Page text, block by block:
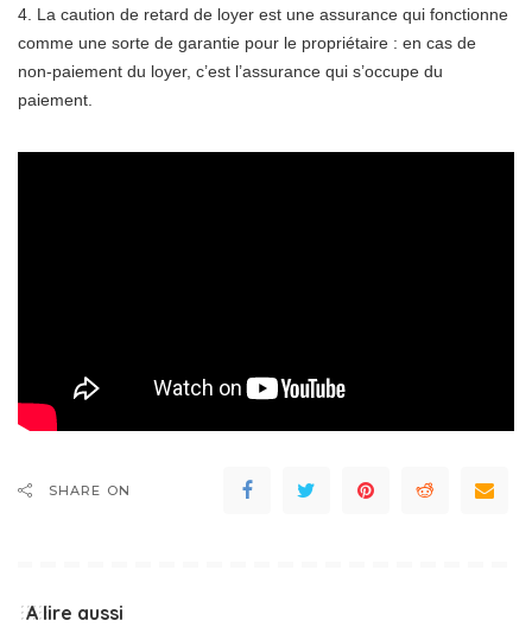
4. La caution de retard de loyer est une assurance qui fonctionne
comme une sorte de garantie pour le propriétaire : en cas de
non-paiement du loyer, c’est l’assurance qui s’occupe du
paiement.
SHARE ON
A lire aussi